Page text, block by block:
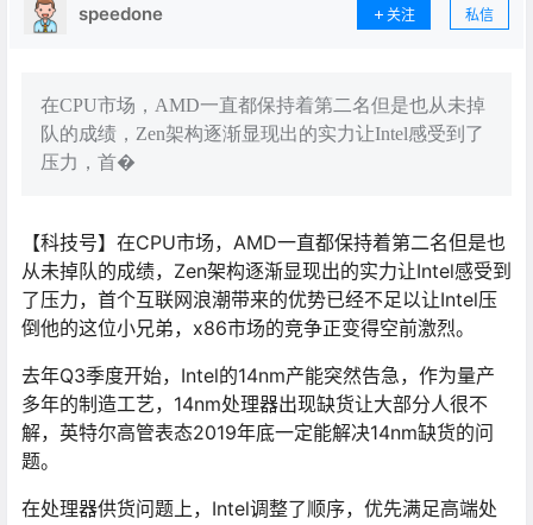
speedone 关注 私信
在CPU市场，AMD一直都保持着第二名但是也从未掉
队的成绩，Zen架构逐渐显现出的实力让Intel感受到了
压力，首�
【科技号】在CPU市场，AMD一直都保持着第二名但是也
从未掉队的成绩，Zen架构逐渐显现出的实力让Intel感受到
了压力，首个互联网浪潮带来的优势已经不足以让Intel压
倒他的这位小兄弟，x86市场的竞争正变得空前激烈。
去年Q3季度开始，Intel的14nm产能突然告急，作为量产
多年的制造工艺，14nm处理器出现缺货让大部分人很不
解，英特尔高管表态2019年底一定能解决14nm缺货的问
题。
在处理器供货问题上，Intel调整了顺序，优先满足高端处